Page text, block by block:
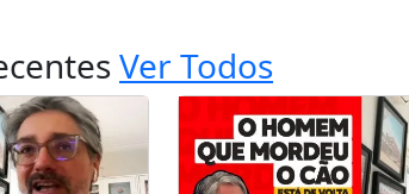
Ver Todos